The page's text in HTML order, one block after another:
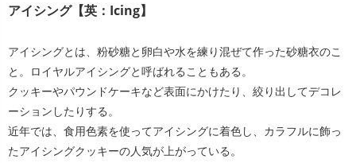
アイシング【英：Icing】
アイシングとは、粉砂糖と卵白や水を練り混ぜて作った砂糖衣のこ
と。ロイヤルアイシングと呼ばれることもある。
クッキーやパウンドケーキなど表面にかけたり、絞り出してデコレ
ーションしたりする。
近年では、食用色素を使ってアイシングに着色し、カラフルに飾っ
たアイシングクッキーの人気が上がっている。